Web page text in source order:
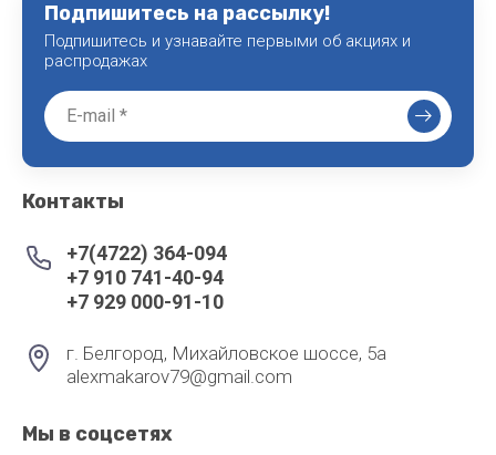
Подпишитесь на рассылку!
Подпишитесь и узнавайте первыми об акциях и
распродажах
Контакты
+7(4722) 364-094
+7 910 741-40-94
+7 929 000-91-10
г. Белгород, Михайловское шоссе, 5а
alexmakarov79@gmail.com
Мы в соцсетях